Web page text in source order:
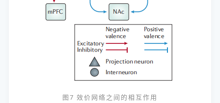
图7 效价网络之间的相互作用